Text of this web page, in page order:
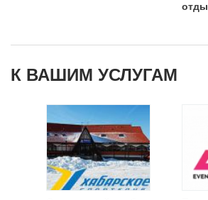
К ВАШИМ УСЛУГАМ